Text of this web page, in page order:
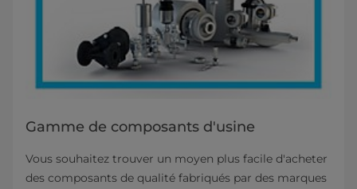
Gamme de composants d'usine
Vous souhaitez trouver un moyen plus facile d'acheter
des composants de qualité fabriqués par des marques